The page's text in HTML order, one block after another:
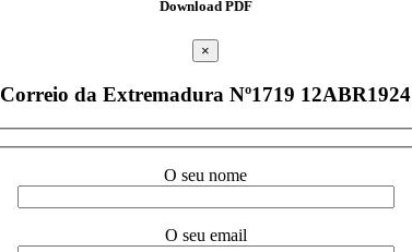
Download PDF
×
Correio da Extremadura Nº1719 12ABR1924
O seu nome
O seu email